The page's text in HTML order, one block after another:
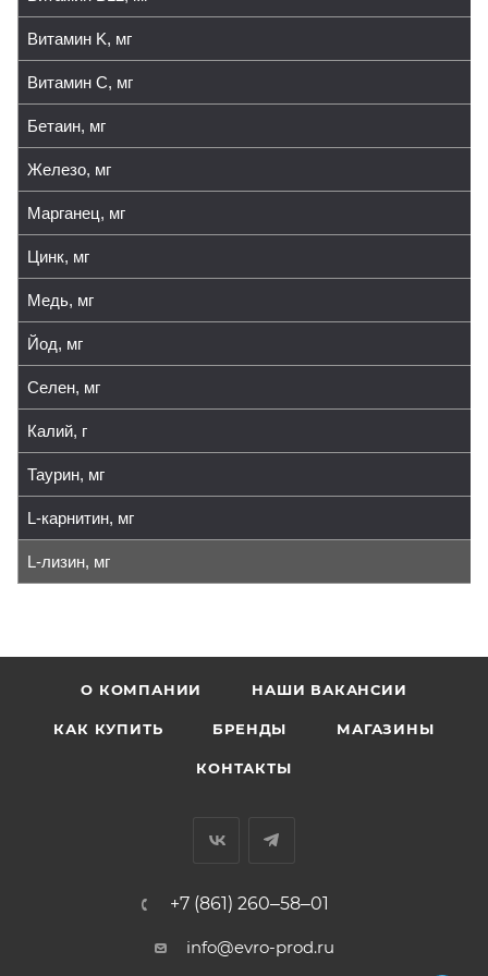
Витамин K, мг
Витамин C, мг
Бетаин, мг
Железо, мг
Марганец, мг
Цинк, мг
Медь, мг
Йод, мг
Селен, мг
Калий, г
Таурин, мг
L-карнитин, мг
L-лизин, мг
О КОМПАНИИ НАШИ ВАКАНСИИ
КАК КУПИТЬ БРЕНДЫ МАГАЗИНЫ
КОНТАКТЫ
+7 (861) 260‒58‒01
info@evro-prod.ru